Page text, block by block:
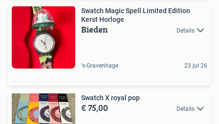
Swatch Magic Spell Limited Edition
Kerst Horloge
Bieden Details
's-Gravenhage 23 jul 26
Swatch X royal pop
€ 75,00 Details